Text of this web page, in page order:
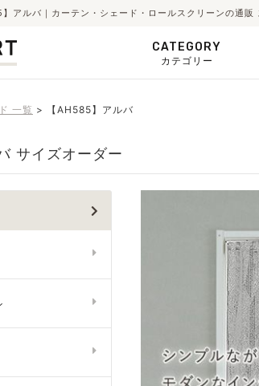
アルバ｜カーテン・シェード・ロールスクリーンの通販
CATEGORY
カテゴリー
一覧 【AH585】アルバ
サイズオーダー